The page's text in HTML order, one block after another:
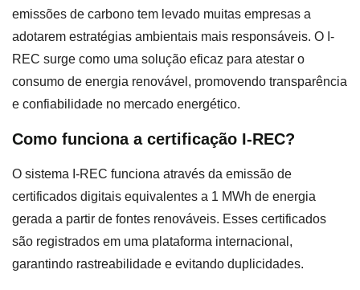
emissões de carbono tem levado muitas empresas a
adotarem estratégias ambientais mais responsáveis. O I-
REC surge como uma solução eficaz para atestar o
consumo de energia renovável, promovendo transparência
e confiabilidade no mercado energético.
Como funciona a certificação I-REC?
O sistema I-REC funciona através da emissão de
certificados digitais equivalentes a 1 MWh de energia
gerada a partir de fontes renováveis. Esses certificados
são registrados em uma plataforma internacional,
garantindo rastreabilidade e evitando duplicidades.